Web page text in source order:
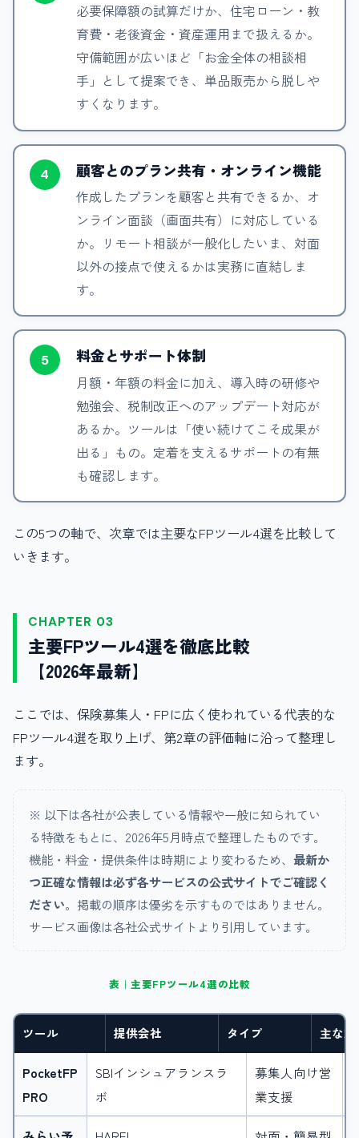
必要保障額の試算だけか、住宅ローン・教
育費・老後資金・資産運用まで扱えるか。
守備範囲が広いほど「お金全体の相談相
手」として提案でき、単品販売から脱しや
すくなります。
4 顧客とのプラン共有・オンライン機能
作成したプランを顧客と共有できるか、オ
ンライン面談（画面共有）に対応している
か。リモート相談が一般化したいま、対面
以外の接点で使えるかは実務に直結しま
す。
5 料金とサポート体制
月額・年額の料金に加え、導入時の研修や
勉強会、税制改正へのアップデート対応が
あるか。ツールは「使い続けてこそ成果が
出る」もの。定着を支えるサポートの有無
も確認します。
この5つの軸で、次章では主要なFPツール4選を比較して
いきます。
CHAPTER 03
主要FPツール4選を徹底比較
【2026年最新】
ここでは、保険募集人・FPに広く使われている代表的な
FPツール4選を取り上げ、第2章の評価軸に沿って整理し
ます。
※ 以下は各社が公表している情報や一般に知られてい
る特徴をもとに、2026年5月時点で整理したものです。
機能・料金・提供条件は時期により変わるため、 最新か
つ正確な情報は必ず各サービスの公式サイトでご確認く
ださい。掲載の順序は優劣を示すものではありません。
サービス画像は各社公式サイトより引用しています。
表｜主要FPツール4選の比較
ツール 提供会社 タイプ 主な
PocketFP
PRO
SBIインシュアランスラ
ボ
募集人向け営
業支援